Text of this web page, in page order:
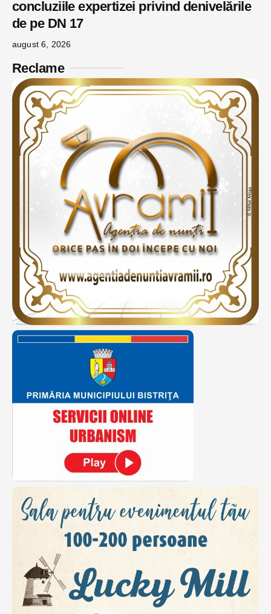
concluziile expertizei privind denivelările
de pe DN 17
august 6, 2026
Reclame